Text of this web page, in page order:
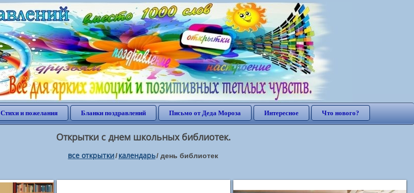
Стихи и пожелания Бланки поздравлений Письмо от Деда Мороза Интересное Что нового?
Открытки с днем школьных библиотек.
все открытки/календарь/ день библиотек